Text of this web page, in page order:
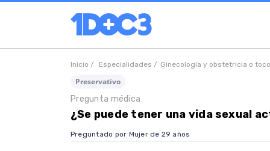
Inicio / Especialidades / Ginecología y obstetricia o
Preservativo
Pregunta médica
¿Se puede tener una vida sexual
Preguntado por Mujer de 29 años